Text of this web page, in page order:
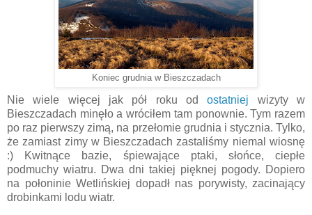
Koniec grudnia w Bieszczadach
Nie wiele więcej jak pół roku odostatniej wizyty w
Bieszczadach minęło a wróciłem tam ponownie. Tym razem
po raz pierwszy zimą, na przełomie grudnia i stycznia. Tylko,
że zamiast zimy w Bieszczadach zastaliśmy niemal wiosnę
:) Kwitnące bazie, śpiewające ptaki, słońce, ciepłe
podmuchy wiatru. Dwa dni takiej pięknej pogody. Dopiero
na połoninie Wetlińskiej dopadł nas porywisty, zacinający
drobinkami lodu wiatr.